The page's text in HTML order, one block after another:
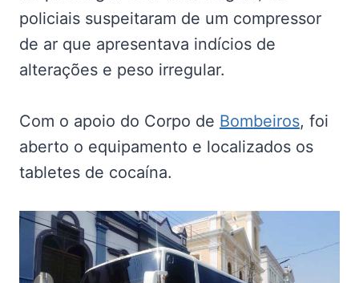
policiais suspeitaram de um compressor
de ar que apresentava indícios de
alterações e peso irregular.
Com o apoio do Corpo de Bombeiros, foi
aberto o equipamento e localizados os
tabletes de cocaína.